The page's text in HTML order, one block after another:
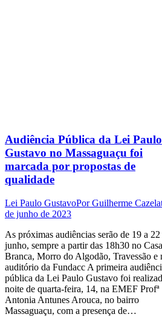
Audiência Pública da Lei Paulo
Gustavo no Massaguaçu foi
marcada por propostas de
qualidade
Lei Paulo GustavoPorGuilherme
de junho de 2023
As próximas audiências serão de 19 a 22
junho, sempre a partir das 18h30 no Casa
Branca, Morro do Algodão, Travessão e
auditório da Fundacc A primeira
pública da Lei Paulo Gustavo foi
noite de quarta-feira, 14, na EMEF Profª
Antonia Antunes Arouca, no bairro
Massaguaçu, com a presença de…